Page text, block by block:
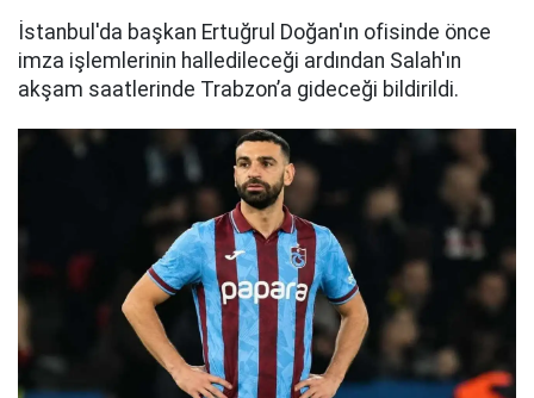
İstanbul'da başkan Ertuğrul Doğan'ın ofisinde önce
imza işlemlerinin halledileceği ardından Salah'ın
akşam saatlerinde Trabzon’a gideceği bildirildi.